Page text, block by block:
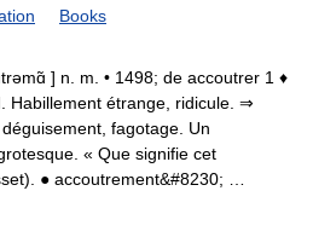
Books
] n. m. • 1498; de accoutrer 1 ♦
Habillement étrange, ridicule. ⇒
fagotage. Un
« Que signifie cet
● accoutrement&#8230; …